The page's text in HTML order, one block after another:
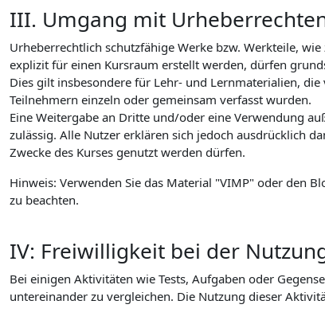
III. Umgang mit
Urheberrechtlich schutzfähige Werke bzw. Werkteile,
explizit für einen Kursraum erstellt werden, dürfen
Dies gilt insbesondere für Lehr- und Lernmaterialien,
Teilnehmern einzeln oder gemeinsam verfasst wurden.
Eine Weitergabe an Dritte und/oder eine Verwendung
zulässig. Alle Nutzer erklären sich jedoch ausdrücklich
Zwecke des Kurses genutzt werden dürfen.
Hinweis: Verwenden Sie das Material "VIMP" oder den
zu beachten.
IV: Freiwilligkeit bei der
Bei einigen Aktivitäten wie Tests, Aufgaben oder
untereinander zu vergleichen. Die Nutzung dieser